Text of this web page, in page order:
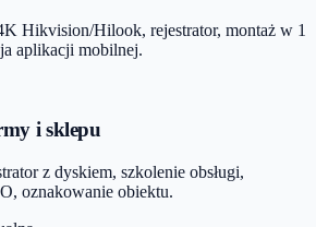
Hikvision/Hilook, rejestrator, montaż w 1
aplikacji mobilnej.
i sklepu
z dyskiem, szkolenie obsługi,
oznakowanie obiektu.